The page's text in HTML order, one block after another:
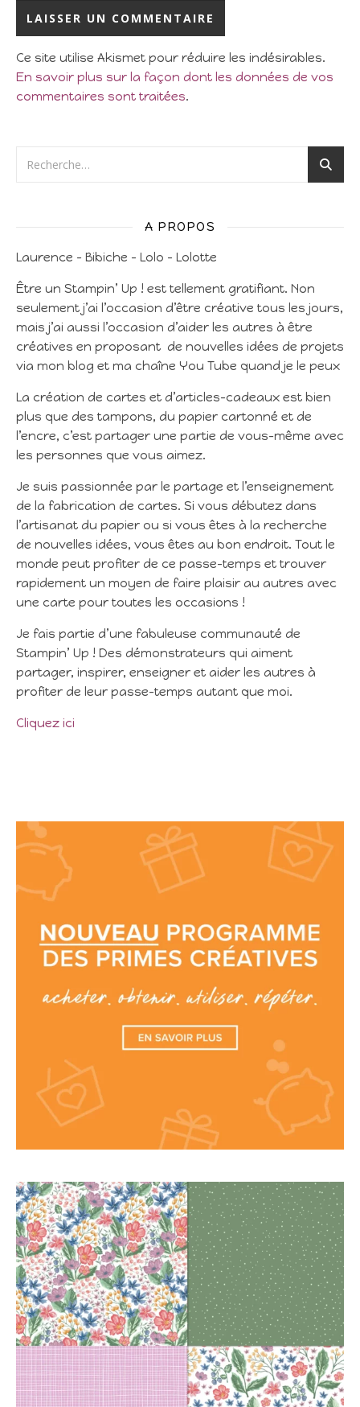
Ce site utilise Akismet pour réduire les indésirables.
En savoir plus sur la façon dont les données de vos
commentaires sont traitées.
A PROPOS
Laurence – Bibiche – Lolo – Lolotte
Être un Stampin’ Up ! est tellement gratifiant. Non
seulement j’ai l’occasion d’être créative tous les jours,
mais j’ai aussi l’occasion d’aider les autres à être
créatives en proposant de nouvelles idées de projets
via mon blog et ma chaîne You Tube quand je le peux
La création de cartes et d’articles-cadeaux est bien
plus que des tampons, du papier cartonné et de
l’encre, c’est partager une partie de vous-même avec
les personnes que vous aimez.
Je suis passionnée par le partage et l’enseignement
de la fabrication de cartes. Si vous débutez dans
l’artisanat du papier ou si vous êtes à la recherche
de nouvelles idées, vous êtes au bon endroit. Tout le
monde peut profiter de ce passe-temps et trouver
rapidement un moyen de faire plaisir au autres avec
une carte pour toutes les occasions !
Je fais partie d’une fabuleuse communauté de
Stampin’ Up ! Des démonstrateurs qui aiment
partager, inspirer, enseigner et aider les autres à
profiter de leur passe-temps autant que moi.
Cliquez ici